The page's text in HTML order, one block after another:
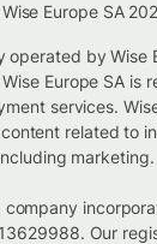
Europe SA
operated by Wise
Europe SA is
services.
related to
marketing.
company
Our